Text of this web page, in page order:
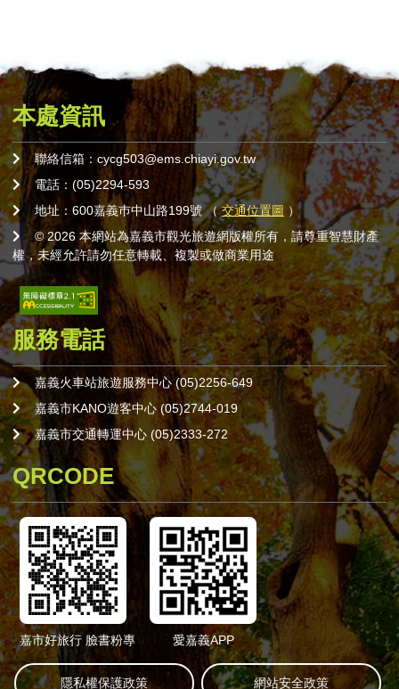
本處資訊
聯絡信箱：cycg503@ems.chiayi.gov.tw
電話：(05)2294-593
地址：600嘉義巿中山路199號 （交通位置圖 ）
© 2026 本網站為嘉義市觀光旅遊網版權所有，請尊重智慧財產
權，未經允許請勿任意轉載、複製或做商業用途
服務電話
嘉義火車站旅遊服務中心 (05)2256-649
嘉義市KANO遊客中心 (05)2744-019
嘉義市交通轉運中心 (05)2333-272
QRCODE
嘉市好旅行 臉書粉專 愛嘉義APP
隱私權保護政策 網站安全政策